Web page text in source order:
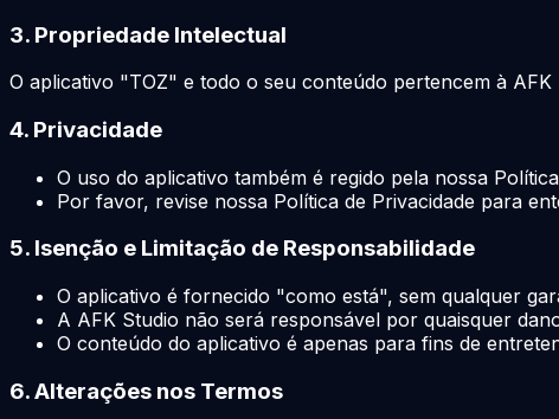
3. Propriedade Intelectual
O aplicativo "TOZ" e todo o seu conteúdo pertencem à
4. Privacidade
O uso do aplicativo também é regido pela nossa
Por favor, revise nossa Política de Privacidade para
5. Isenção e Limitação de Responsabilidade
O aplicativo é fornecido "como está", sem qualquer
A AFK Studio não será responsável por quaisquer
O conteúdo do aplicativo é apenas para fins de
6. Alterações nos Termos